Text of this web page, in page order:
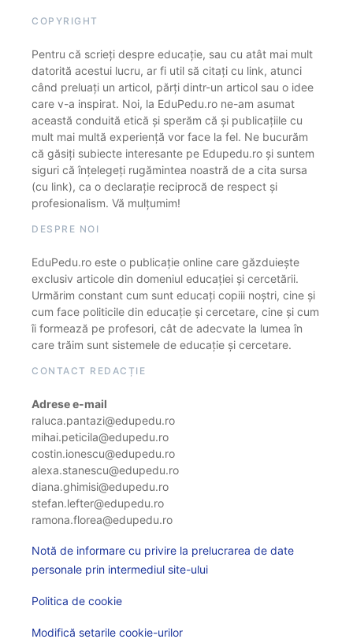
COPYRIGHT
Pentru că scrieți despre educație, sau cu atât mai mult
datorită acestui lucru, ar fi util să citați cu link, atunci
când preluați un articol, părți dintr-un articol sau o idee
care v-a inspirat. Noi, la EduPedu.ro ne-am asumat
această conduită etică și sperăm că și publicațiile cu
mult mai multă experiență vor face la fel. Ne bucurăm
că găsiți subiecte interesante pe Edupedu.ro și suntem
siguri că înțelegeți rugămintea noastră de a cita sursa
(cu link), ca o declarație reciprocă de respect și
profesionalism. Vă mulțumim!
DESPRE NOI
EduPedu.ro este o publicație online care găzduiește
exclusiv articole din domeniul educației și cercetării.
Urmărim constant cum sunt educați copiii noștri, cine și
cum face politicile din educație și cercetare, cine și cum
îi formează pe profesori, cât de adecvate la lumea în
care trăim sunt sistemele de educație și cercetare.
CONTACT REDACȚIE
Adrese e-mail
raluca.pantazi@edupedu.ro
mihai.peticila@edupedu.ro
costin.ionescu@edupedu.ro
alexa.stanescu@edupedu.ro
diana.ghimisi@edupedu.ro
stefan.lefter@edupedu.ro
ramona.florea@edupedu.ro
Notă de informare cu privire la prelucrarea de date
personale prin intermediul site-ului
Politica de cookie
Modifică setarile cookie-urilor